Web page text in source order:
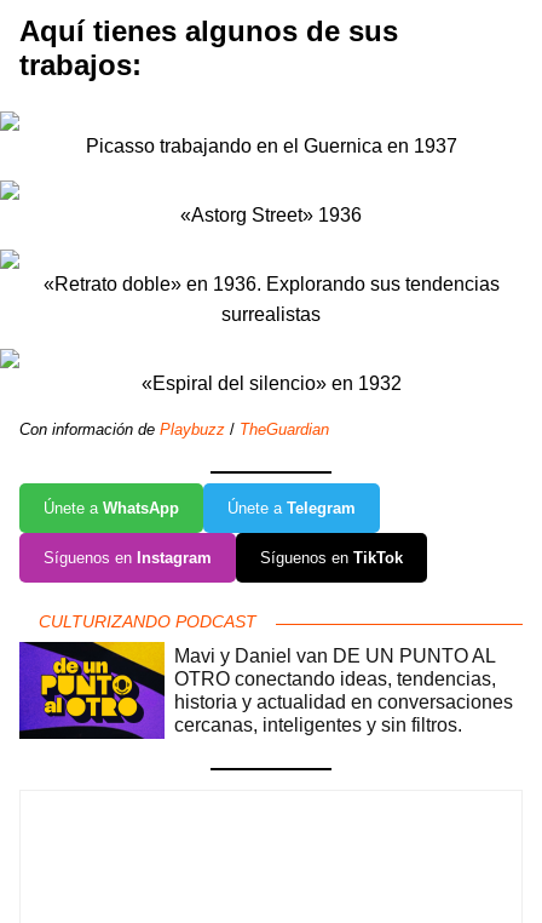
Aquí tienes algunos de sus
trabajos:
Picasso trabajando en el Guernica en 1937
«Astorg Street» 1936
«Retrato doble» en 1936. Explorando sus tendencias
surrealistas
«Espiral del silencio» en 1932
Con información de Playbuzz / TheGuardian
Únete a WhatsApp Únete a Telegram
Síguenos en Instagram Síguenos en TikTok
CULTURIZANDO PODCAST
Mavi y Daniel van DE UN PUNTO AL
OTRO conectando ideas, tendencias,
historia y actualidad en conversaciones
cercanas, inteligentes y sin filtros.